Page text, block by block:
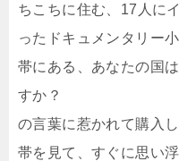
ちこちに住む、17人に
ったドキュメンタリー小
帯にある、あなたの国
すか？
の言葉に惹かれて購入し
帯を見て、すぐに思い